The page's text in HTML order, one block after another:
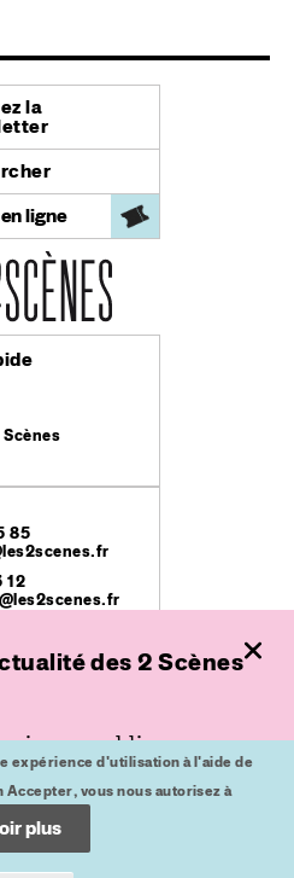
la
ligne
85
12
des 2 Scènes
jeune public,
lettres d'informations
expérience d'utilisation à l'aide de
Accepter, vous nous autorisez à
plus